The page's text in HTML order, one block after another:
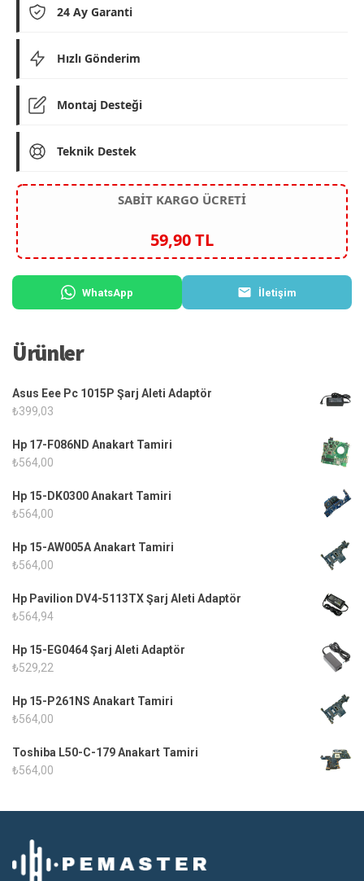
24 Ay Garanti
Hızlı Gönderim
Montaj Desteği
Teknik Destek
SABİT KARGO ÜCRETİ
59,90 TL
WhatsApp İletişim
Ürünler
Asus Eee Pc 1015P Şarj Aleti Adaptör
₺399,03
Hp 17-F086ND Anakart Tamiri
₺564,00
Hp 15-DK0300 Anakart Tamiri
₺564,00
Hp 15-AW005A Anakart Tamiri
₺564,00
Hp Pavilion DV4-5113TX Şarj Aleti Adaptör
₺564,94
Hp 15-EG0464 Şarj Aleti Adaptör
₺529,22
Hp 15-P261NS Anakart Tamiri
₺564,00
Toshiba L50-C-179 Anakart Tamiri
₺564,00